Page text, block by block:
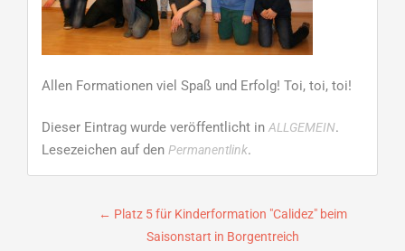
Allen Formationen viel Spaß und Erfolg! Toi, toi, toi!
Dieser Eintrag wurde veröffentlicht in ALLGEMEIN.
Lesezeichen auf den Permanentlink.
Beitragsnavigation
← Platz 5 für Kinderformation "Calidez" beim
Saisonstart in Borgentreich